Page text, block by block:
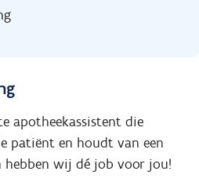
apotheekassistent die
patiënt en houdt van een
hebben wij dé job voor jou!